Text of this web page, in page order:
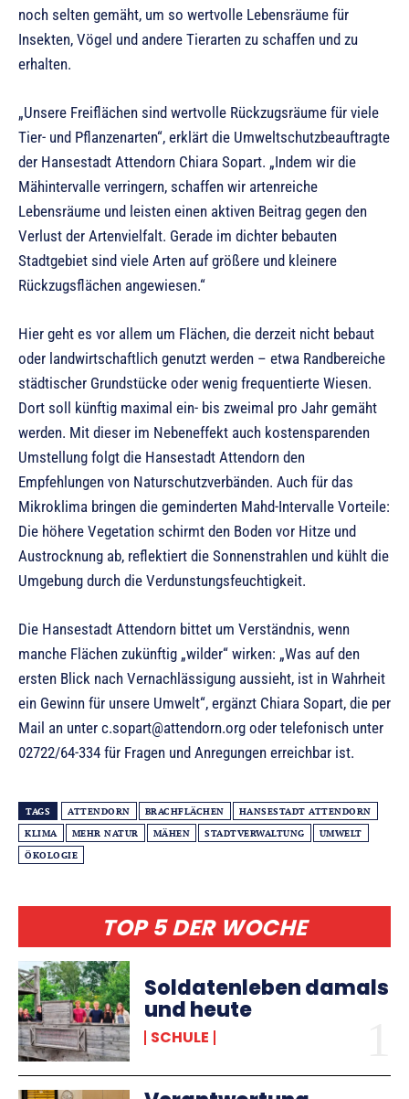
TOP 5 DER WOCHE
Soldatenleben damals
und heute
SCHULE
noch selten gemäht, um so wertvolle Lebensräume für
Insekten, Vögel und andere Tierarten zu schaffen und zu
erhalten.
„Unsere Freiflächen sind wertvolle Rückzugsräume für viele
Tier- und Pflanzenarten“, erklärt die Umweltschutzbeauftragte
der Hansestadt Attendorn Chiara Sopart. „Indem wir die
Mähintervalle verringern, schaffen wir artenreiche
Lebensräume und leisten einen aktiven Beitrag gegen den
Verlust der Artenvielfalt. Gerade im dichter bebauten
Stadtgebiet sind viele Arten auf größere und kleinere
Rückzugsflächen angewiesen.“
Hier geht es vor allem um Flächen, die derzeit nicht bebaut
oder landwirtschaftlich genutzt werden – etwa Randbereiche
städtischer Grundstücke oder wenig frequentierte Wiesen.
Dort soll künftig maximal ein- bis zweimal pro Jahr gemäht
werden. Mit dieser im Nebeneffekt auch kostensparenden
Umstellung folgt die Hansestadt Attendorn den
Empfehlungen von Naturschutzverbänden. Auch für das
Mikroklima bringen die geminderten Mahd-Intervalle Vorteile:
Die höhere Vegetation schirmt den Boden vor Hitze und
Austrocknung ab, reflektiert die Sonnenstrahlen und kühlt die
Umgebung durch die Verdunstungsfeuchtigkeit.
Die Hansestadt Attendorn bittet um Verständnis, wenn
manche Flächen zukünftig „wilder“ wirken: „Was auf den
ersten Blick nach Vernachlässigung aussieht, ist in Wahrheit
ein Gewinn für unsere Umwelt“, ergänzt Chiara Sopart, die per
Mail an unter c.sopart@attendorn.org oder telefonisch unter
02722/64-334 für Fragen und Anregungen erreichbar ist.
TAGS ATTENDORN BRACHFLÄCHEN
HANSESTADT ATTENDORN
KLIMA
MEHR NATUR MÄHEN STADTVERWALTUNG
UMWELT
ÖKOLOGIE